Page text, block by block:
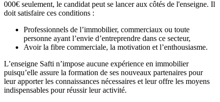
000€ seulement, le candidat peut se lancer aux côtés de l'enseigne. Il
doit satisfaire ces conditions :
Professionnels de l’immobilier, commerciaux ou toute
personne ayant l’envie d’entreprendre dans ce secteur,
Avoir la fibre commerciale, la motivation et l’enthousiasme.
L’enseigne Safti n’impose aucune expérience en immobilier
puisqu’elle assure la formation de ses nouveaux partenaires pour
leur apporter les connaissances nécessaires et leur offre les moyens
indispensables pour réussir leur activité.